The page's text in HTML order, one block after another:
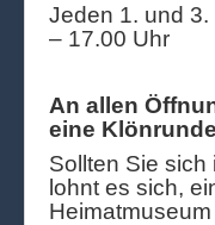
Jeden 1. und
– 17.00 Uhr
An allen
eine
Sollten Sie sich
lohnt es sich,